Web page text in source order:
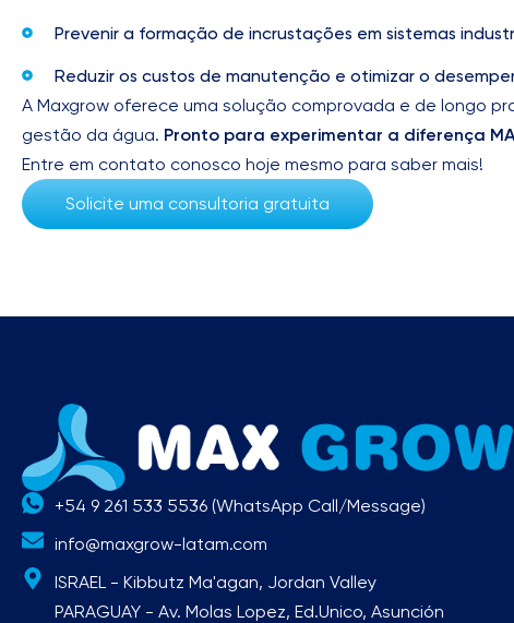
Prevenir a formação de incrustações em sistemas
Reduzir os custos de manutenção e otimizar o
A Maxgrow oferece uma solução comprovada e de longo
gestão da água. Pronto para experimentar a diferença
Entre em contato conosco hoje mesmo para saber mais!
Solicite uma consultoria gratuita
+54 9 261 533 5536 (WhatsApp Call/Message)
info@maxgrow-latam.com
ISRAEL - Kibbutz Ma'agan, Jordan Valley
PARAGUAY - Av. Molas Lopez, Ed.Unico, Asunción